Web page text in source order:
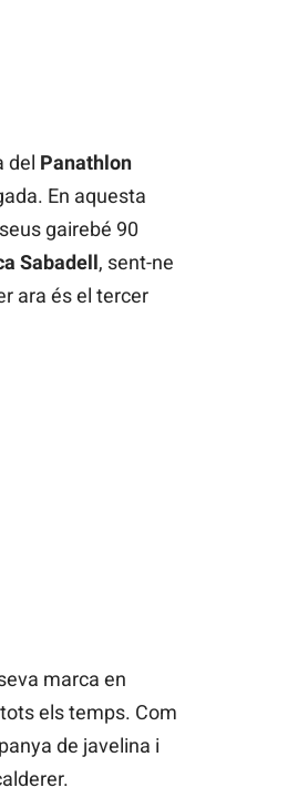
del Panathlon
En aquesta
gairebé 90
Sabadell, sent-ne
ara és el tercer
marca en
els temps. Com
de javelina i